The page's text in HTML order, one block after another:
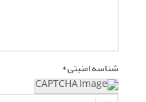
شناسه امنیتی *